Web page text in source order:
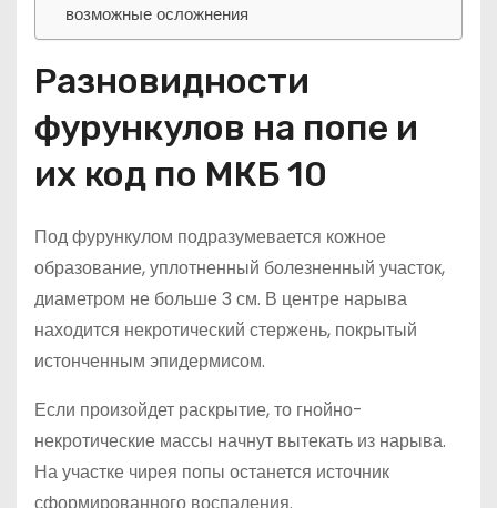
возможные осложнения
Разновидности
фурункулов на попе и
их код по МКБ 10
Под фурункулом подразумевается кожное
образование, уплотненный болезненный участок,
диаметром не больше 3 см. В центре нарыва
находится некротический стержень, покрытый
истонченным эпидермисом.
Если произойдет раскрытие, то гнойно-
некротические массы начнут вытекать из нарыва.
На участке чирея попы останется источник